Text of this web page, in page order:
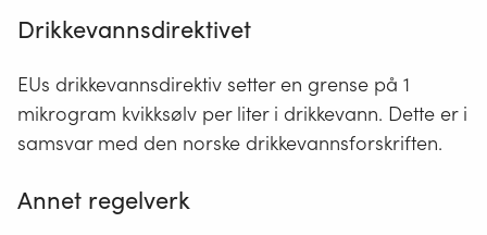
EE-
produkter.
Elektriske
og
elektroniske
(EE-
Drikkevannsdirektivet
EUs drikkevannsdirektiv setter en grense på 1
mikrogram kvikksølv per liter i drikkevann. Dette er i
samsvar med den norske drikkevannsforskriften.
Annet regelverk